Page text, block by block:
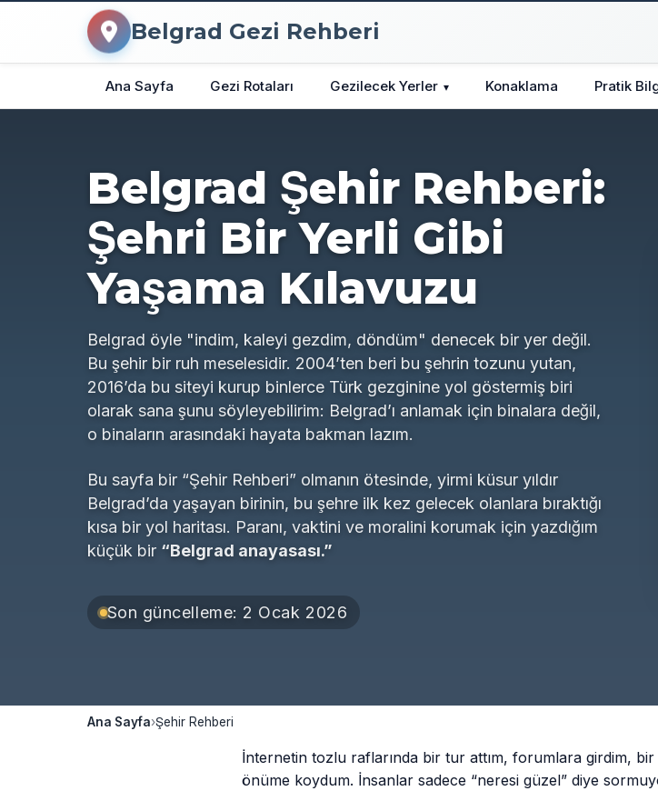
Belgrad Gezi Rehberi
Ana Sayfa Gezi Rotaları Gezilecek Yerler ▾ Konaklama Pratik
Belgrad Şehir Rehberi:
Şehri Bir Yerli Gibi
Yaşama Kılavuzu
Belgrad öyle "indim, kaleyi gezdim, döndüm" denecek bir yer değil.
Bu şehir bir ruh meselesidir. 2004’ten beri bu şehrin tozunu yutan,
2016’da bu siteyi kurup binlerce Türk gezginine yol göstermiş biri
olarak sana şunu söyleyebilirim: Belgrad’ı anlamak için binalara değil,
o binaların arasındaki hayata bakman lazım.
Bu sayfa bir “Şehir Rehberi” olmanın ötesinde, yirmi küsur yıldır
Belgrad’da yaşayan birinin, bu şehre ilk kez gelecek olanlara bıraktığı
kısa bir yol haritası. Paranı, vaktini ve moralini korumak için yazdığım
küçük bir “Belgrad anayasası.”
Son güncelleme: 2 Ocak 2026
Ana Sayfa›Şehir Rehberi
İnternetin tozlu raflarında bir tur attım, forumlara girdim,
önüme koydum. İnsanlar sadece “neresi güzel” diye